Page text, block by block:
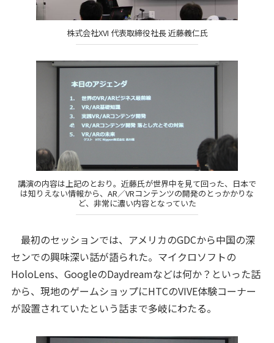
株式会社XVI 代表取締役社長 近藤義仁氏
講演の内容は上記のとおり。近藤氏が世界中を見て回った、日本で
は知りえない情報から、AR／VRコンテンツの開発のとっかかりな
ど、非常に濃い内容となっていた
最初のセッションでは、アメリカのGDCから中国の深
センでの興味深い話が語られた。マイクロソフトの
HoloLens、GoogleのDaydreamなどは何か？といった話
から、現地のゲームショップにHTCのVIVE体験コーナー
が設置されていたという話まで多岐にわたる。